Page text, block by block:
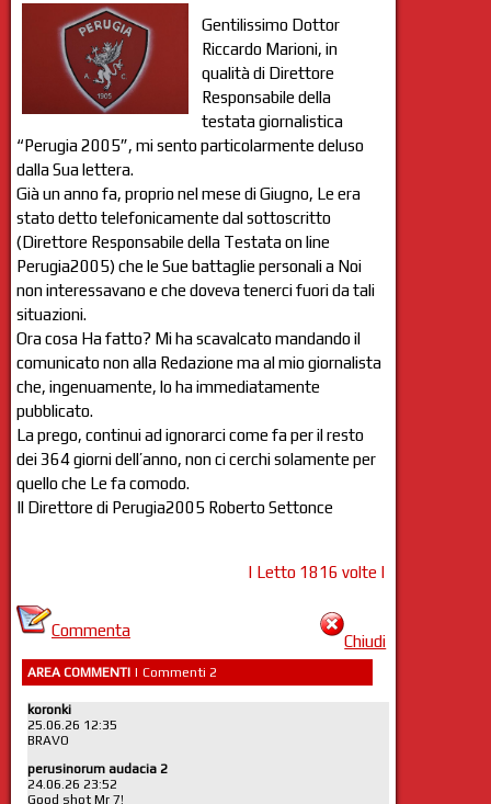
Gentilissimo Dottor
Riccardo Marioni, in
qualità di Direttore
Responsabile della
testata giornalistica
“Perugia 2005”, mi sento particolarmente deluso
dalla Sua lettera.
Già un anno fa, proprio nel mese di Giugno, Le era
stato detto telefonicamente dal sottoscritto
(Direttore Responsabile della Testata on line
Perugia2005) che le Sue battaglie personali a Noi
non interessavano e che doveva tenerci fuori da tali
situazioni.
Ora cosa Ha fatto? Mi ha scavalcato mandando il
comunicato non alla Redazione ma al mio giornalista
che, ingenuamente, lo ha immediatamente
pubblicato.
La prego, continui ad ignorarci come fa per il resto
dei 364 giorni dell’anno, non ci cerchi solamente per
quello che Le fa comodo.
Il Direttore di Perugia2005 Roberto Settonce
| Letto 1816 volte |
Chiudi
Commenta
AREA COMMENTI | Commenti 2